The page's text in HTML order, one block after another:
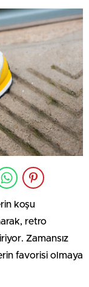
koşu
retro
Zamansız
favorisi olmaya